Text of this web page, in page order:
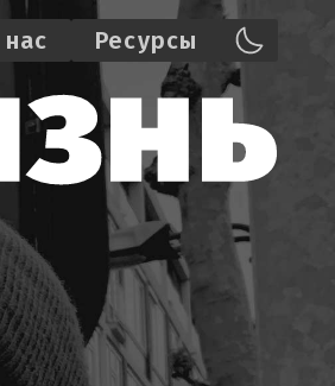
Pecypcы